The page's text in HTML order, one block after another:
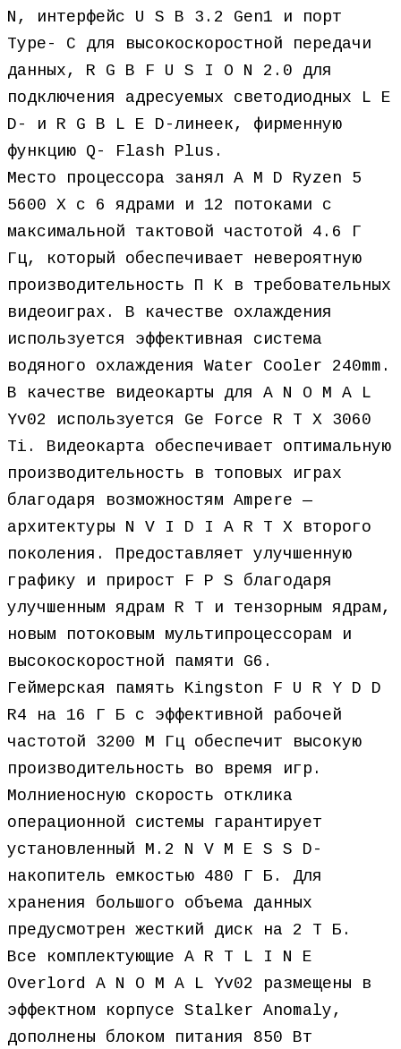
N, интерфейс U S B 3.2 Gen1 и порт
Type- C для высокоскоростной передачи
данных, R G B F U S I O N 2.0 для
подключения адресуемых светодиодных L E
D- и R G B L E D-линеек, фирменную
функцию Q- Flash Plus.
Место процессора занял A M D Ryzen 5
5600 X с 6 ядрами и 12 потоками с
максимальной тактовой частотой 4.6 Г
Гц, который обеспечивает невероятную
производительность П К в требовательных
видеоиграх. В качестве охлаждения
используется эффективная система
водяного охлаждения Water Cooler 240mm.
В качестве видеокарты для A N O M A L
Yv02 используется Ge Force R T X 3060
Ti. Видеокарта обеспечивает оптимальную
производительность в топовых играх
благодаря возможностям Ampere —
архитектуры N V I D I A R T X второго
поколения. Предоставляет улучшенную
графику и прирост F P S благодаря
улучшенным ядрам R T и тензорным ядрам,
новым потоковым мультипроцессорам и
высокоскоростной памяти G6.
Геймерская память Kingston F U R Y D D
R4 на 16 Г Б с эффективной рабочей
частотой 3200 М Гц обеспечит высокую
производительность во время игр.
Молниеносную скорость отклика
операционной системы гарантирует
установленный M.2 N V M E S S D-
накопитель емкостью 480 Г Б. Для
хранения большого объема данных
предусмотрен жесткий диск на 2 Т Б.
Все комплектующие A R T L I N E
Overlord A N O M A L Yv02 размещены в
эффектном корпусе Stalker Anomaly,
дополнены блоком питания 850 Вт